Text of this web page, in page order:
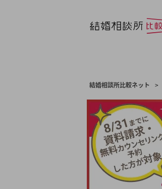
結婚相談所比較ネット >